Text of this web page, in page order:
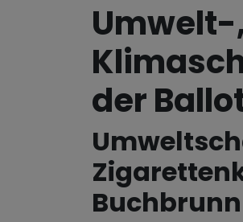
der
Buchbrunn